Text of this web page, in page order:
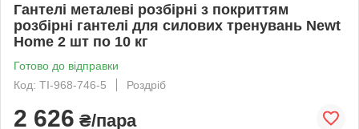
Гантелі металеві розбірні з покриттям
розбірні гантелі для силових тренувань Newt
Home 2 шт по 10 кг
Готово до відправки
Код: TI-968-746-5
Роздріб
2 626 ₴/пара